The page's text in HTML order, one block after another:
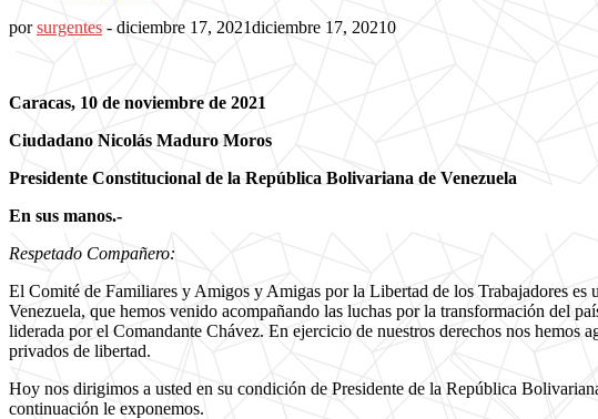
porsurgentes - diciembre 17, 2021diciembre 17, 20210
Caracas, 10 de noviembre de 2021
Ciudadano Nicolás Maduro Moros
Presidente Constitucional de la República Bolivariana de Venezuela
En sus manos.-
Respetado Compañero:
El Comité de Familiares y Amigos y Amigas por la Libertad de los Trabajadores
Venezuela, que hemos venido acompañando las luchas por la transformación del
liderada por el Comandante Chávez. En ejercicio de nuestros derechos nos
privados de libertad.
Hoy nos dirigimos a usted en su condición de Presidente de la República
continuación le exponemos.